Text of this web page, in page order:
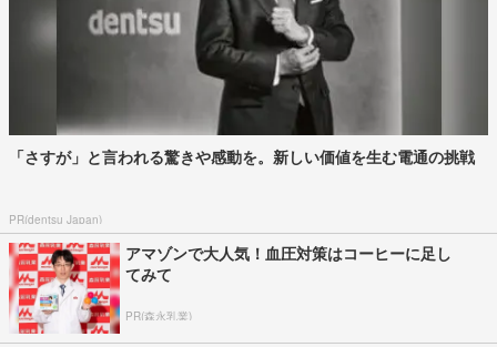
「さすが」と言われる驚きや感動を。新しい価値を生む電通の挑戦
PR(dentsu Japan)
アマゾンで大人気！血圧対策はコーヒーに足し
てみて
PR(森永乳業)